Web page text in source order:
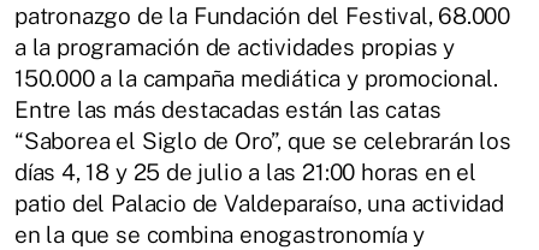
patronazgo de la Fundación del Festival, 68.000
a la programación de actividades propias y
150.000 a la campaña mediática y promocional.
Entre las más destacadas están las catas
“Saborea el Siglo de Oro”, que se celebrarán los
días 4, 18 y 25 de julio a las 21:00 horas en el
patio del Palacio de Valdeparaíso, una actividad
en la que se combina enogastronomía y